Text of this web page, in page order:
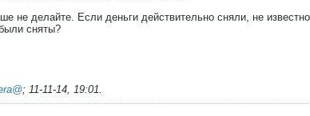
не делайте. Если деньги действительно сняли, не
сняты?
; 11-11-14, 19:01.